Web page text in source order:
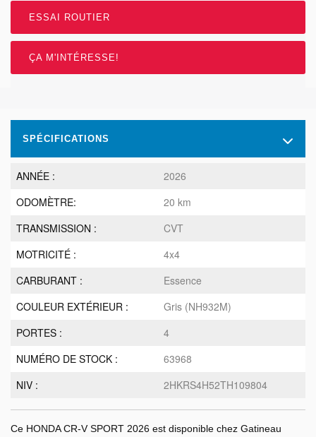
SPÉCIFICATIONS
ANNÉE :
2026
ODOMÈTRE:
20 km
TRANSMISSION :
CVT
MOTRICITÉ :
4x4
CARBURANT :
Essence
COULEUR EXTÉRIEUR :
Gris (NH932M)
PORTES :
4
NUMÉRO DE STOCK :
63968
NIV :
2HKRS4H52TH109804
Ce HONDA CR-V SPORT 2026 est disponible chez Gatineau
ESSAI ROUTIER
ÇA M'INTÉRESSE!